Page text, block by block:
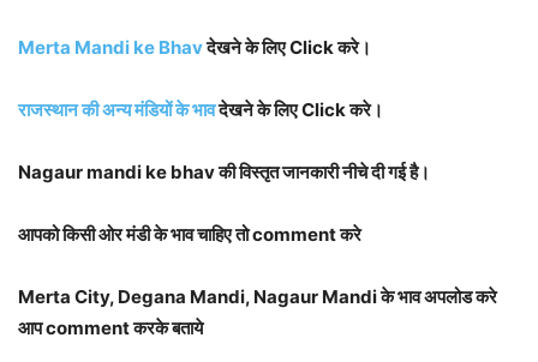
Merta Mandi ke Bhavदेखने के लिए Click करे।
राजस्थान की अन्य मंडियों के भावदेखने के लिए Click करे।
Nagaur mandi ke bhav की विस्तृत जानकारी नीचे दी गई है।
आपको किसी ओर मंडी के भाव चाहिए तो comment करे
Merta City, Degana Mandi, Nagaur Mandi के भाव अपलोड करे
आप comment करके बताये